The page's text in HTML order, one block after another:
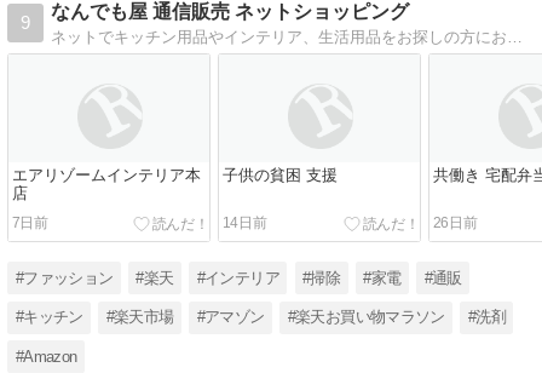
9
なんでも屋 通信販売 ネットショッピング
ネットでキッチン用品やインテリア、生活用品をお探しの方におすすめのブログ。水やコーヒーなども出来るだけ安くて人気のあるものを販売しています
エアリゾームインテリア本
店
7日前
子供の貧困 支援
14日前
共働き 宅配弁
26日前
#ファッション #楽天 #インテリア #掃除 #家電 #通販
#キッチン #楽天市場 #アマゾン #楽天お買い物マラソン #洗剤
#Amazon